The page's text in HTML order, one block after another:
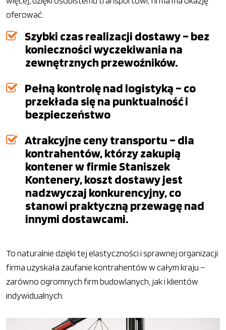
oferować:
Szybki czas realizacji dostawy – bez
konieczności wyczekiwania na
zewnętrznych przewoźników.
Pełną kontrolę nad logistyką – co
przekłada się na punktualność i
bezpieczeństwo
Atrakcyjne ceny transportu – dla
kontrahentów, którzy zakupią
kontener w firmie Staniszek
Kontenery, koszt dostawy jest
nadzwyczaj konkurencyjny, co
stanowi praktyczną przewagę nad
innymi dostawcami.
To naturalnie dzięki tej elastyczności i sprawnej organizacji
firma uzyskała zaufanie kontrahentów w całym kraju –
zarówno ogromnych firm budowlanych, jak i klientów
indywidualnych.